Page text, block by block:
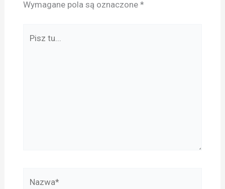
Wymagane pola są oznaczone *